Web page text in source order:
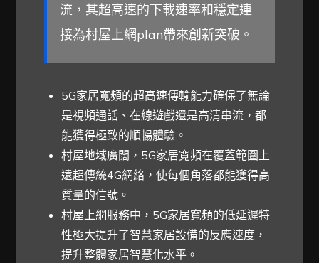
流，其超高速的下載速率和穩定連
接為村屋上網plan帶來創新突破。
5G家居寬頻的超高速傳輸能力確保了無論
是視頻通話、在線遊戲還是高清串流，都
能獲得極致的順暢體驗。
村屋地域廣闊，5G家居寬頻在覆蓋範圍上
遠超傳統4G網絡，使每個角落都能獲得高
質量的信號。
村屋上網服務中，5G家居寬頻的低延遲特
性極大提升了智慧家居設備的反應速度，
提升整體家居智慧化水平。